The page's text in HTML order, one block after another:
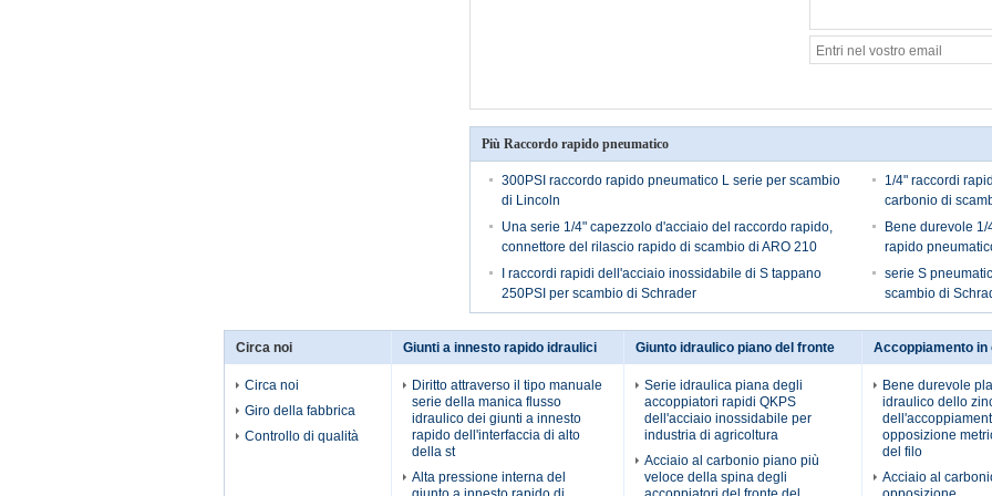
Più Raccordo rapido pneumatico
300PSI raccordo rapido pneumatico L serie per scambio
di Lincoln
1/4" raccordi
carbonio di
Una serie 1/4" capezzolo d'acciaio del raccordo rapido,
connettore del rilascio rapido di scambio di ARO 210
Bene durevole 1/
rapido
I raccordi rapidi dell'acciaio inossidabile di S tappano
250PSI per scambio di Schrader
serie S
scambio di
Circa noi
Circa noi
Giro della fabbrica
Controllo di qualità
Giunti a innesto rapido idraulici
Diritto attraverso il tipo manuale
serie della manica flusso
idraulico dei giunti a innesto
rapido dell'interfaccia di alto
della st
Alta pressione interna del
Giunto idraulico piano del fronte
Serie idraulica piana degli
accoppiatori rapidi QKPS
dell'acciaio inossidabile per
industria di agricoltura
Acciaio al carbonio piano più
veloce della spina degli
Accoppiamento in
Bene durevole
idraulico dello
opposizione
del filo
Acciaio al